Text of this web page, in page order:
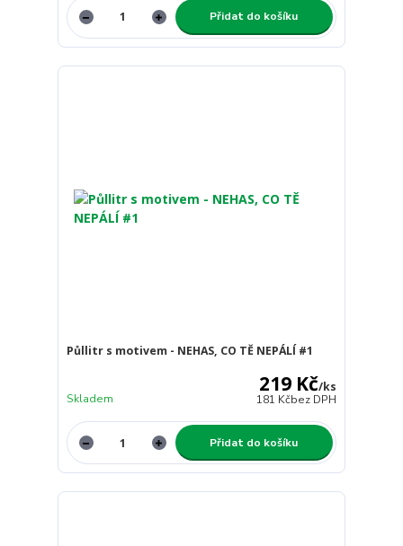
Přidat do košíku
Půllitr s motivem - NEHAS, CO TĚ NEPÁLÍ #1
219 Kč/ks
181 Kčbez DPH
Skladem
Přidat do košíku